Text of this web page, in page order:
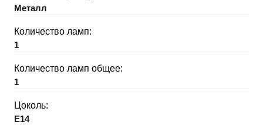
Металл
Количество ламп:
1
Количество ламп общее:
1
Цоколь:
E14